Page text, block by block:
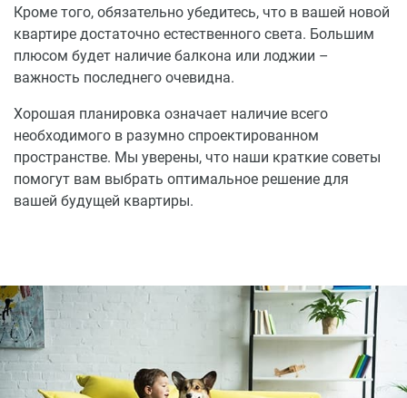
Кроме того, обязательно убедитесь, что в вашей новой
квартире достаточно естественного света. Большим
плюсом будет наличие балкона или лоджии –
важность последнего очевидна.
Хорошая планировка означает наличие всего
необходимого в разумно спроектированном
пространстве. Мы уверены, что наши краткие советы
помогут вам выбрать оптимальное решение для
вашей будущей квартиры.